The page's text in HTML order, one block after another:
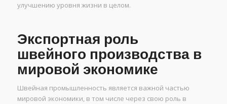
улучшению уровня жизни в целом.
Экспортная роль
швейного производства в
мировой экономике
Швейная промышленность является важной частью
мировой экономики, в том числе через свою роль в